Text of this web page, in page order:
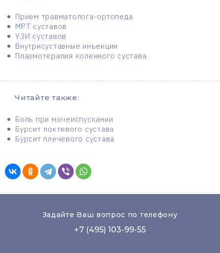
Прием травматолога-ортопеда
МРТ суставов
УЗИ суставов
Внутрисуставные инъекции
Плазмотерапия коленного сустава
Читайте также:
Боль при мочеиспускании
Бурсит локтевого сустава
Бурсит плечевого сустава
Задайте Ваш вопрос по телефону
+7 (495) 103-99-55